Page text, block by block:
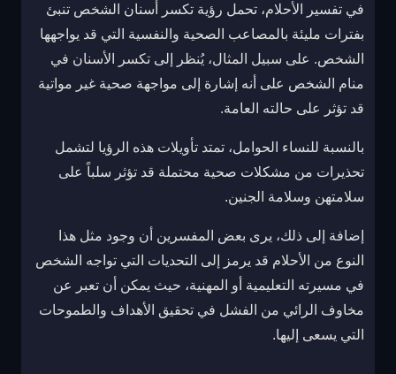
في تفسير الأحلام، تحمل رؤية تكسر أسنان الشخص تنبئ
بفترات مليئة بالمصاعب الصحية والنفسية التي قد يواجهها
الشخص. على سبيل المثال، يُنظر إلى تكسر الأسنان في
منام الشخص على أنه إشارة إلى مواجهة صحية غير مواتية
قد تؤثر على حالته العامة.
بالنسبة للنساء الحوامل، تمتد تأويلات هذه الرؤيا لتشمل
تحذيرات من مشكلات صحية محتملة قد تؤثر سلباً على
سلامتهن وسلامة الجنين.
إضافة إلى ذلك، يرى بعض المفسرين أن وجود مثل هذا
النوع من الأحلام قد يرمز إلى التحديات التي تواجه الشخص
في مسيرته التعليمية أو المهنية، حيث يمكن أن تعبر عن
مخاوف الرائي من الفشل في تحقيق الأهداف والطموحات
التي يسعى إليها.